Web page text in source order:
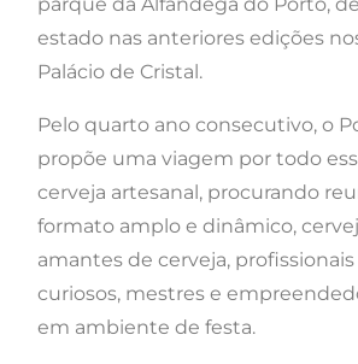
estado nas anteriores edições
Palácio de Cristal.
Pelo quarto ano consecutivo, o
propõe uma viagem por todo
cerveja artesanal, procurando
formato amplo e dinâmico,
amantes de cerveja,
curiosos, mestres e
em ambiente de festa.